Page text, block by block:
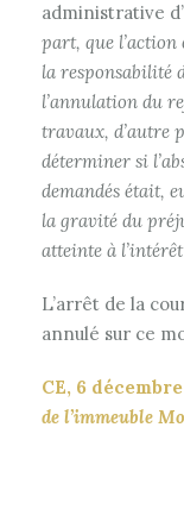
administrative
part, que l’action
la responsabilité
l’annulation du
travaux, d’autre
déterminer si
demandés était,
la gravité du
atteinte à
L’arrêt de la
annulé sur ce
CE, 6 décembre
de l’immeuble